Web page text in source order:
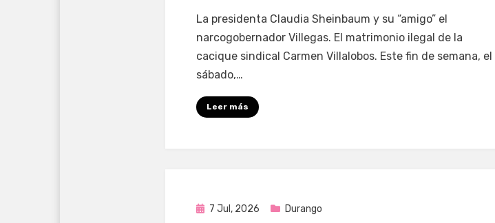
porFernando Miranda Servín
La presidenta Claudia Sheinbaum y su “amigo” el
narcogobernador Villegas. El matrimonio ilegal de la
cacique sindical Carmen Villalobos. Este fin de semana, el
sábado,…
Leer más
Publicada
7 Jul, 2026 Durango